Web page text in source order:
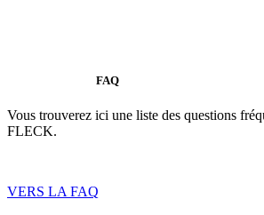
FAQ
Vous trouverez ici une liste des questions
FLECK.
VERS LA FAQ